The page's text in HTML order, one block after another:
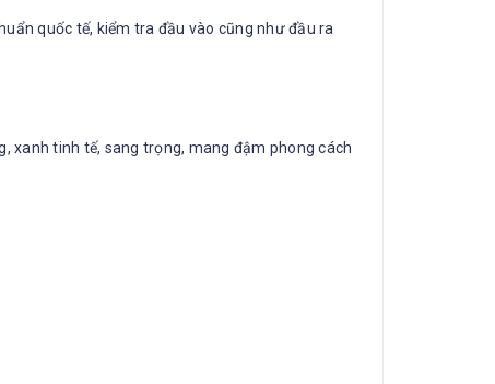
quốc tế, kiểm tra đầu vào cũng như đầu ra
xanh tinh tế, sang trọng, mang đậm phong cách